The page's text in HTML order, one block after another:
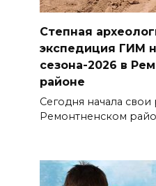
Степная
экспедиция ГИМ
сезона-2026 в
районе
Сегодня начала свои
Ремонтненском